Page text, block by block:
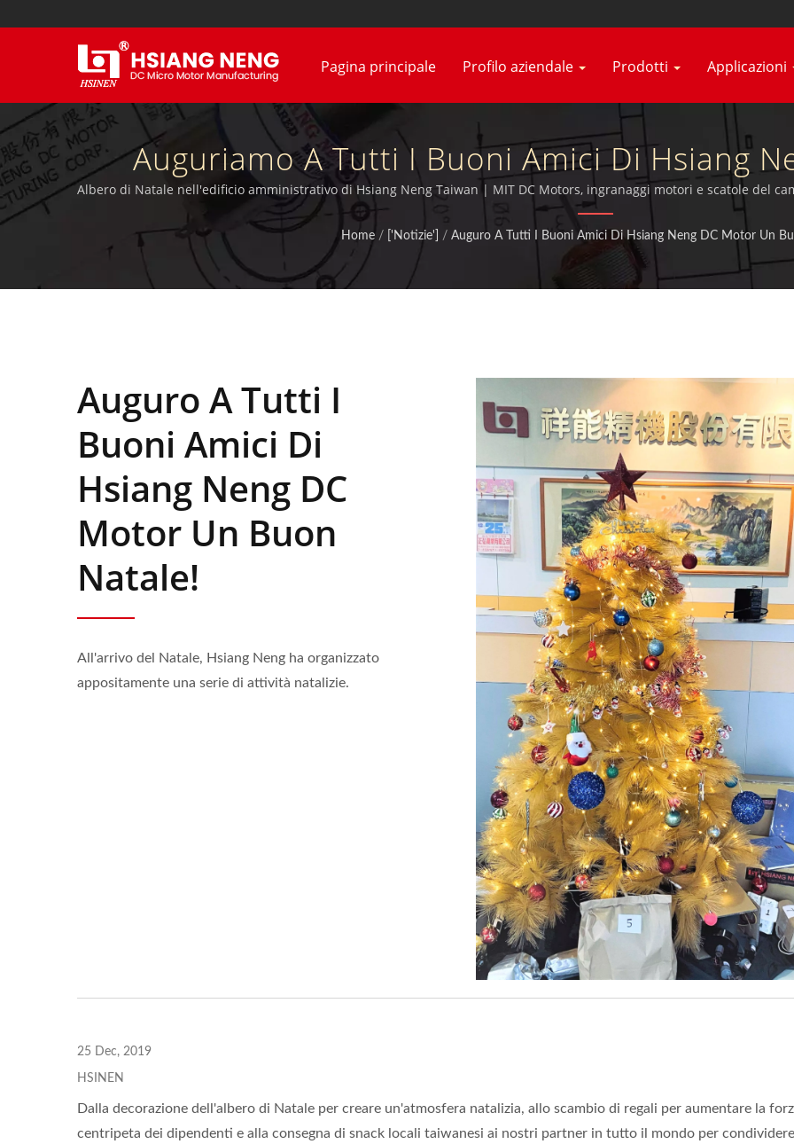
Pagina principale Profilo aziendale Prodotti Applicazioni
Auguriamo A Tutti I Buoni Amici Di Hsiang
Stagione Natalizia Felice! | Produttore Di
Giri E Ingranaggi Planetari Robusti |
Albero di Natale nell'edificio amministrativo di Hsiang Neng Taiwan | MIT DC Motors, ingranaggi motori e scatole del
TUV, CE e UL.
Home / ['Notizie'] / Auguro A Tutti I Buoni Amici Di Hsiang Neng DC Motor Un
Auguro A Tutti I
Buoni Amici Di
Hsiang Neng DC
Motor Un Buon
Natale!
All'arrivo del Natale, Hsiang Neng ha organizzato
appositamente una serie di attività natalizie.
25 Dec, 2019
HSINEN
Dalla decorazione dell'albero di Natale per creare un'atmosfera natalizia, allo scambio di regali per aumentare la
centripeta dei dipendenti e alla consegna di snack locali taiwanesi ai nostri partner in tutto il mondo per
Motore CC Con Diametro
Esterno Di 21 Mm
Motori A Ingranaggi CC
Diametro Esterno Di 30